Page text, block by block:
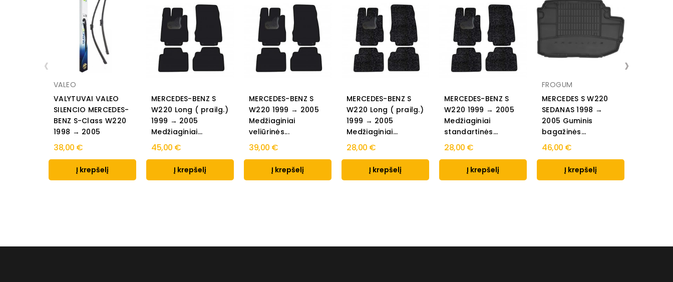
VALEO
VALYTUVAI VALEO
SILENCIO MERCEDES-
BENZ S-Class W220
1998 → 2005
38,00 €
Į krepšelį
MERCEDES-BENZ S
W220 Long ( prailg.)
1999 → 2005
Medžiaginiai...
45,00 €
Į krepšelį
MERCEDES-BENZ S
W220 1999 → 2005
Medžiaginiai
veliūrinės...
39,00 €
Į krepšelį
MERCEDES-BENZ S
W220 Long ( prailg.)
1999 → 2005
Medžiaginiai...
28,00 €
Į krepšelį
MERCEDES-BENZ S
W220 1999 → 2005
Medžiaginiai
standartinės...
28,00 €
Į krepšelį
FROGUM
MERCEDES S W220
SEDANAS 1998 →
2005 Guminis
bagažinės...
46,00 €
Į krepšelį
‹ ›